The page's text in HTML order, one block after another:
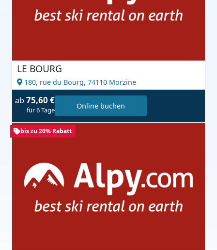
LE BOURG
180, rue du Bourg, 74110 Morzine
ab 75,60 €
für 6 Tage Online buchen
bis zu 20% Rabatt